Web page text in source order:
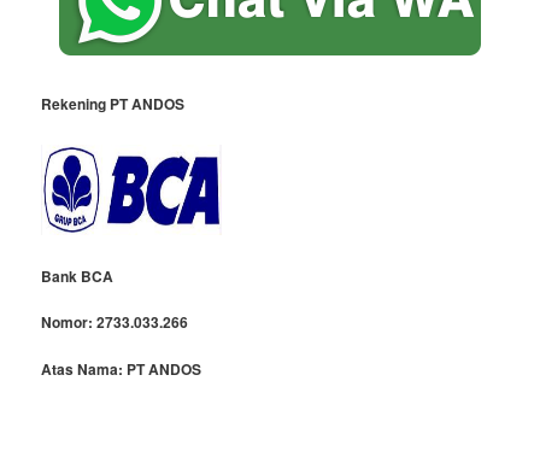
Rekening PT ANDOS
Bank BCA
Nomor:2733.033.266
Atas Nama: PT ANDOS